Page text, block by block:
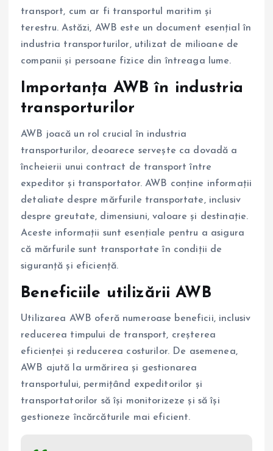
transport, cum ar fi transportul maritim și
terestru. Astăzi, AWB este un document esențial în
industria transporturilor, utilizat de milioane de
companii și persoane fizice din întreaga lume.
Importanța AWB în industria
transporturilor
AWB joacă un rol crucial în industria
transporturilor, deoarece servește ca dovadă a
încheierii unui contract de transport între
expeditor și transportator. AWB conține informații
detaliate despre mărfurile transportate, inclusiv
despre greutate, dimensiuni, valoare și destinație.
Aceste informații sunt esențiale pentru a asigura
că mărfurile sunt transportate în condiții de
siguranță și eficiență.
Beneficiile utilizării AWB
Utilizarea AWB oferă numeroase beneficii, inclusiv
reducerea timpului de transport, creșterea
eficienței și reducerea costurilor. De asemenea,
AWB ajută la urmărirea și gestionarea
transportului, permițând expeditorilor și
transportatorilor să își monitorizeze și să își
gestioneze încărcăturile mai eficient.